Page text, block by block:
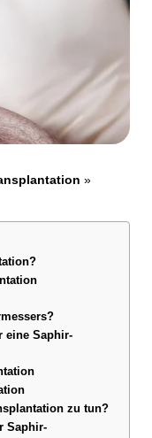
»
eine Saphir-
zu tun?
Saphir-